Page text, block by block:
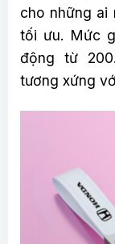
cho những ai
tối ưu. Mức
động từ
tương xứng